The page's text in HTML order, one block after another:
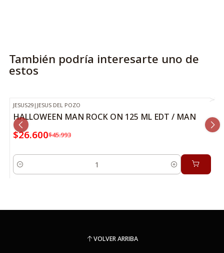
También podría interesarte uno de
estos
-42% OFF
JESUS29 | JESUS DEL POZO
HALLOWEEN MAN ROCK ON 125 ML EDT / MAN
$26.600$45.993
Cantidad
VOLVER ARRIBA